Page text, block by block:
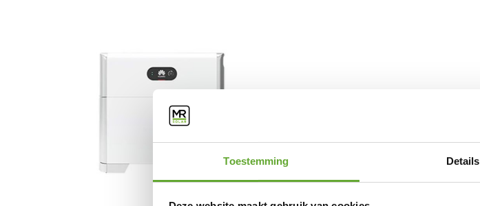
Toestemming Details